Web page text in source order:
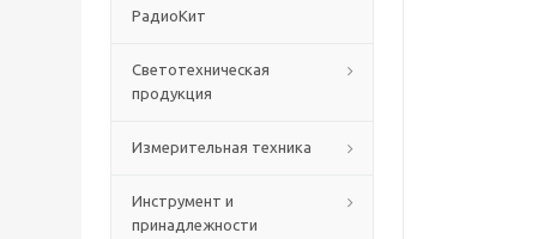
РадиоКит
Светотехническая
продукция
Измерительная техника
Инструмент и
принадлежности